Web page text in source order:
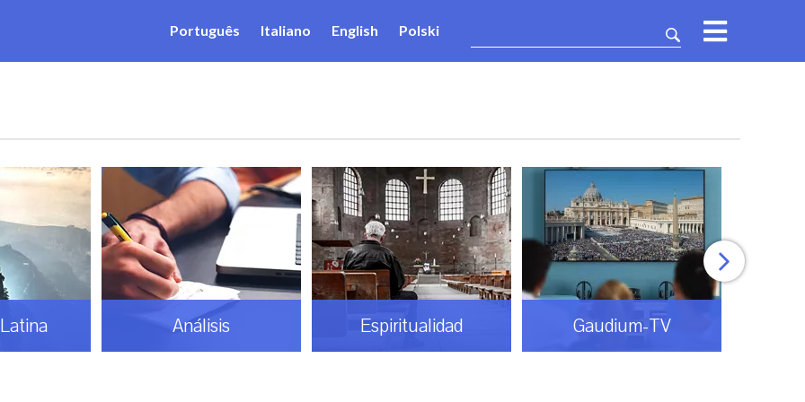
Português Italiano English Polski
Análisis Espiritualidad Gaudium-TV